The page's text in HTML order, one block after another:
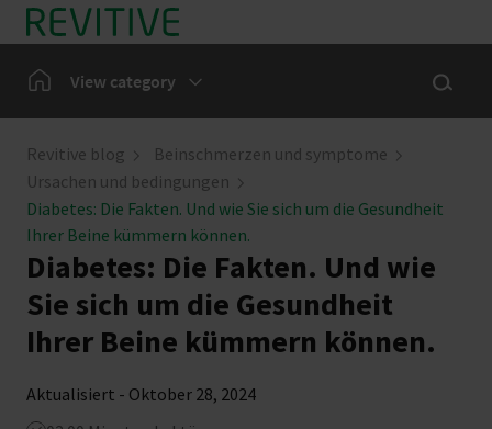
Skip to main content
HomeView category
Unsere Gemeinschaft
Nachrichten
Show
Revitive blog
Beinschmerzen und symptome
Ursachen und bedingungen
Diabetes: Die Fakten. Und wie Sie sich um die Gesundheit
Ihrer Beine kümmern können.
Diabetes: Die Fakten. Und wie
Sie sich um die Gesundheit
Ihrer Beine kümmern können.
Aktualisiert - Oktober 28, 2024